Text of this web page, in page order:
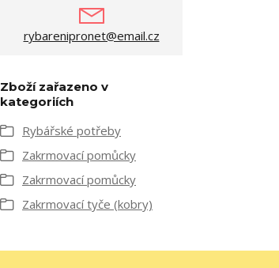
rybarenipronet@email.cz
Zboží zařazeno v
kategoriích
Rybářské potřeby
Zakrmovací pomůcky
Zakrmovací pomůcky
Zakrmovací tyče (kobry)